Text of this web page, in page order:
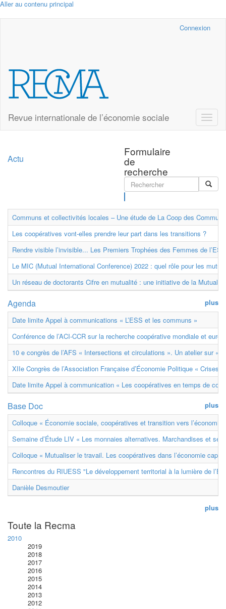
Aller au contenu principal
Connexion
Revue internationale de l’économie sociale
Toggle
Formulaire
de
recherche
Actu
Communs et collectivités locales – Une étude de La Coop des
Les coopératives vont-elles prendre leur part dans les transitions ?
Rendre visible l’invisible... Les Premiers Trophées des Femmes de
Le MIC (Mutual International Conference) 2022 : quel rôle pour les
Un réseau de doctorants Cifre en mutualité : une initiative de la
plus
Agenda
Date limite Appel à communications « L’ESS et les communs »
Conférence de l’ACI-CCR sur la recherche coopérative mondiale et
10 e congrès de l’AFS « Intersections et circulations ». Un atelier sur «
XIIe Congrès de l’Association Française d’Économie Politique « Crises
Date limite Appel à communication « Les coopératives en temps de
plus
Base Doc
Colloque « Économie sociale, coopératives et transition vers
Semaine d’Étude LIV « Les monnaies alternatives. Marchandises et
Colloque « Mutualiser le travail. Les coopératives dans l’économie
Rencontres du RIUESS "Le développement territorial à la lumière de
Danièle Desmoutier
plus
Toute la Recma
2010
2019
2018
2017
2016
2015
2014
2013
2012